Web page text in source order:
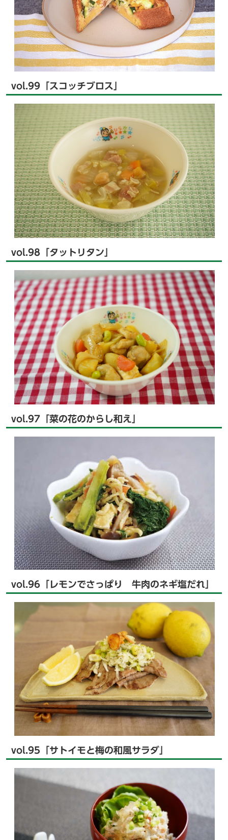
vol.99「スコッチブロス」
vol.98「タットリタン」
vol.97「菜の花のからし和え」
vol.96「レモンでさっぱり 牛肉のネギ塩だれ」
vol.95「サトイモと梅の和風サラダ」